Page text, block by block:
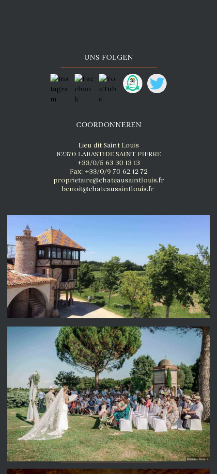
UNS FOLGEN
COORDONNEREN
Lieu dit Saint Louis
82370 LABASTIDE SAINT PIERRE
+33/0/5 63 30 13 13
Fax: +33/0/9 70 62 12 72
proprietaire@chateausaintlouis.fr
benoit@chateausaintlouis.fr